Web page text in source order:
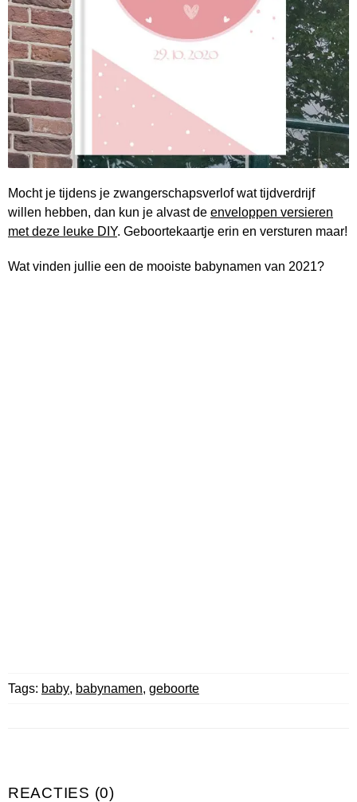
Mocht je tijdens je zwangerschapsverlof wat tijdverdrijf
willen hebben, dan kun je alvast de enveloppen versieren
met deze leuke DIY. Geboortekaartje erin en versturen maar!
Wat vinden jullie een de mooiste babynamen van 2021?
Tags: baby, babynamen, geboorte
REACTIES (0)